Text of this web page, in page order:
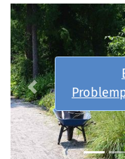
Previous